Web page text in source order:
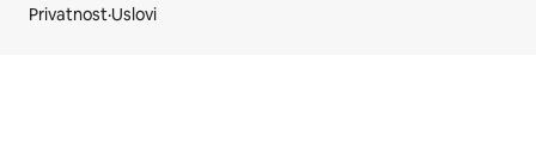
Privatnost·Uslovi